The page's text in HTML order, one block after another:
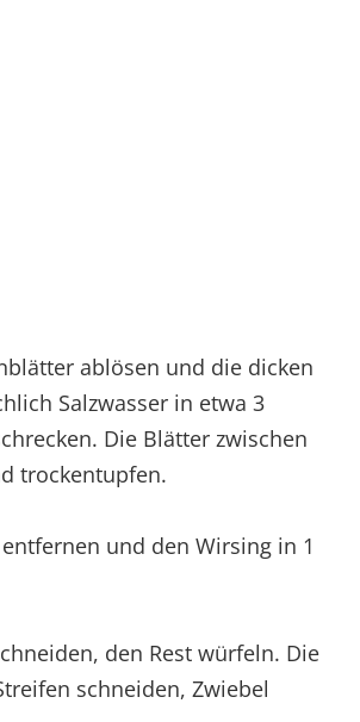
ablösen und die dicken
Salzwasser in etwa 3
Die Blätter zwischen
trockentupfen.
und den Wirsing in 1
den Rest würfeln. Die
schneiden, Zwiebel